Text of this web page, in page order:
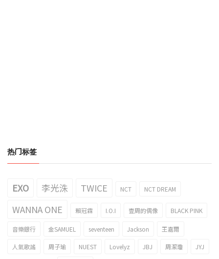
热门标签
EXO 李光洙 TWICE NCT NCT DREAM
WANNA ONE 賴冠霖 I.O.I 壹周的偶像 BLACK PINK
音樂銀行 金SAMUEL seventeen Jackson 王嘉爾
人氣歌謠 周子瑜 NUEST Lovelyz JBJ 周潔瓊 JYJ